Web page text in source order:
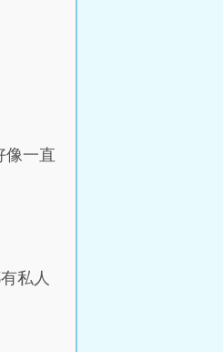
像一直
私人